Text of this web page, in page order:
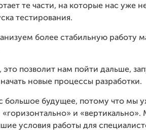
те части, на которые нас уже
тестирования.
более стабильную работу
это позволит нам пойти дальше,
новые процессы разработки.
большое будущее, потому что мы
«горизонтально» и
условия работы для